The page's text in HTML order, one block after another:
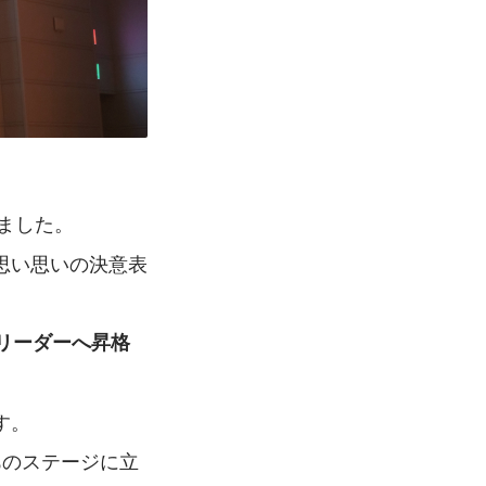
た。
い思いの決意表
ーダーへ昇格
ステージに立